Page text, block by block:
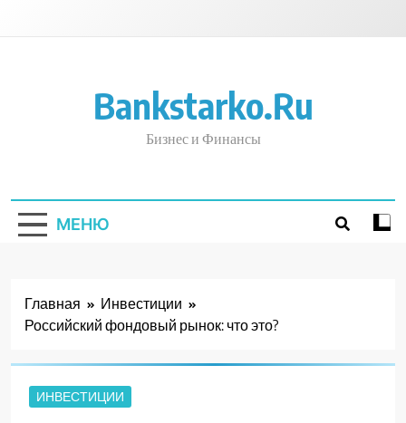
Bankstarko.ru
Бизнес и Финансы
МЕНЮ
Главная
Инвестиции
Российский фондовый рынок: что это?
ИНВЕСТИЦИИ